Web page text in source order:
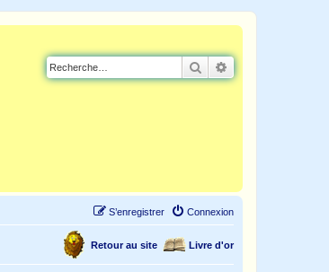
Rechercher
Connexion
S’enregistrer
Livre d'or
Retour au site